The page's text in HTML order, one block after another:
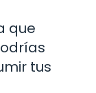
que
tus